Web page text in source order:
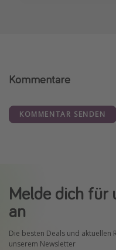
Kommentare
KOMMENTAR SENDEN
Melde dich für
an
Die besten Deals und aktuellen
unserem Newsletter